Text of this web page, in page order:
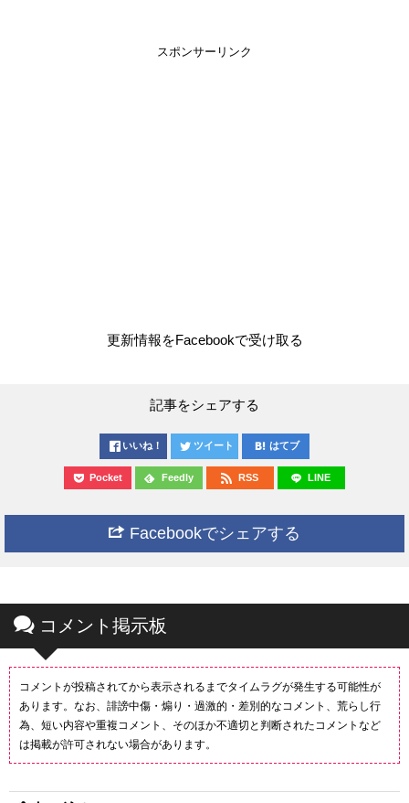
スポンサーリンク
更新情報をFacebookで受け取る
記事をシェアする
いいね！ ツイート はてブ
Pocket Feedly RSS LINE
Facebookでシェアする
コメント掲示板
コメントが投稿されてから表示されるまでタイムラグが発生する可能性が
あります。なお、誹謗中傷・煽り・過激的・差別的なコメント、荒らし行
為、短い内容や重複コメント、そのほか不適切と判断されたコメントなど
は掲載が許可されない場合があります。